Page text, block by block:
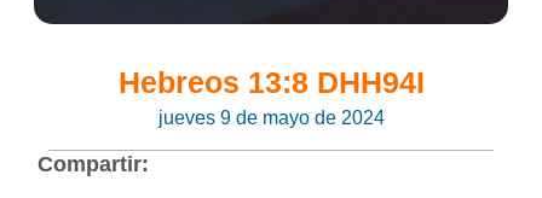
Hebreos 13:8 DHH94I
jueves 9 de mayo de 2024
Compartir: